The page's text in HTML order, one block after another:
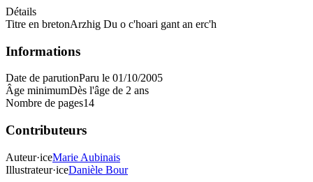
Détails
Titre en bretonArzhig Du o c'hoari gant an erc'h
Informations
Date de parutionParu le 01/10/2005
Âge minimumDès l'âge de 2 ans
Nombre de pages14
Contributeurs
Auteur·iceMarie Aubinais
Illustrateur·iceDanièle Bour